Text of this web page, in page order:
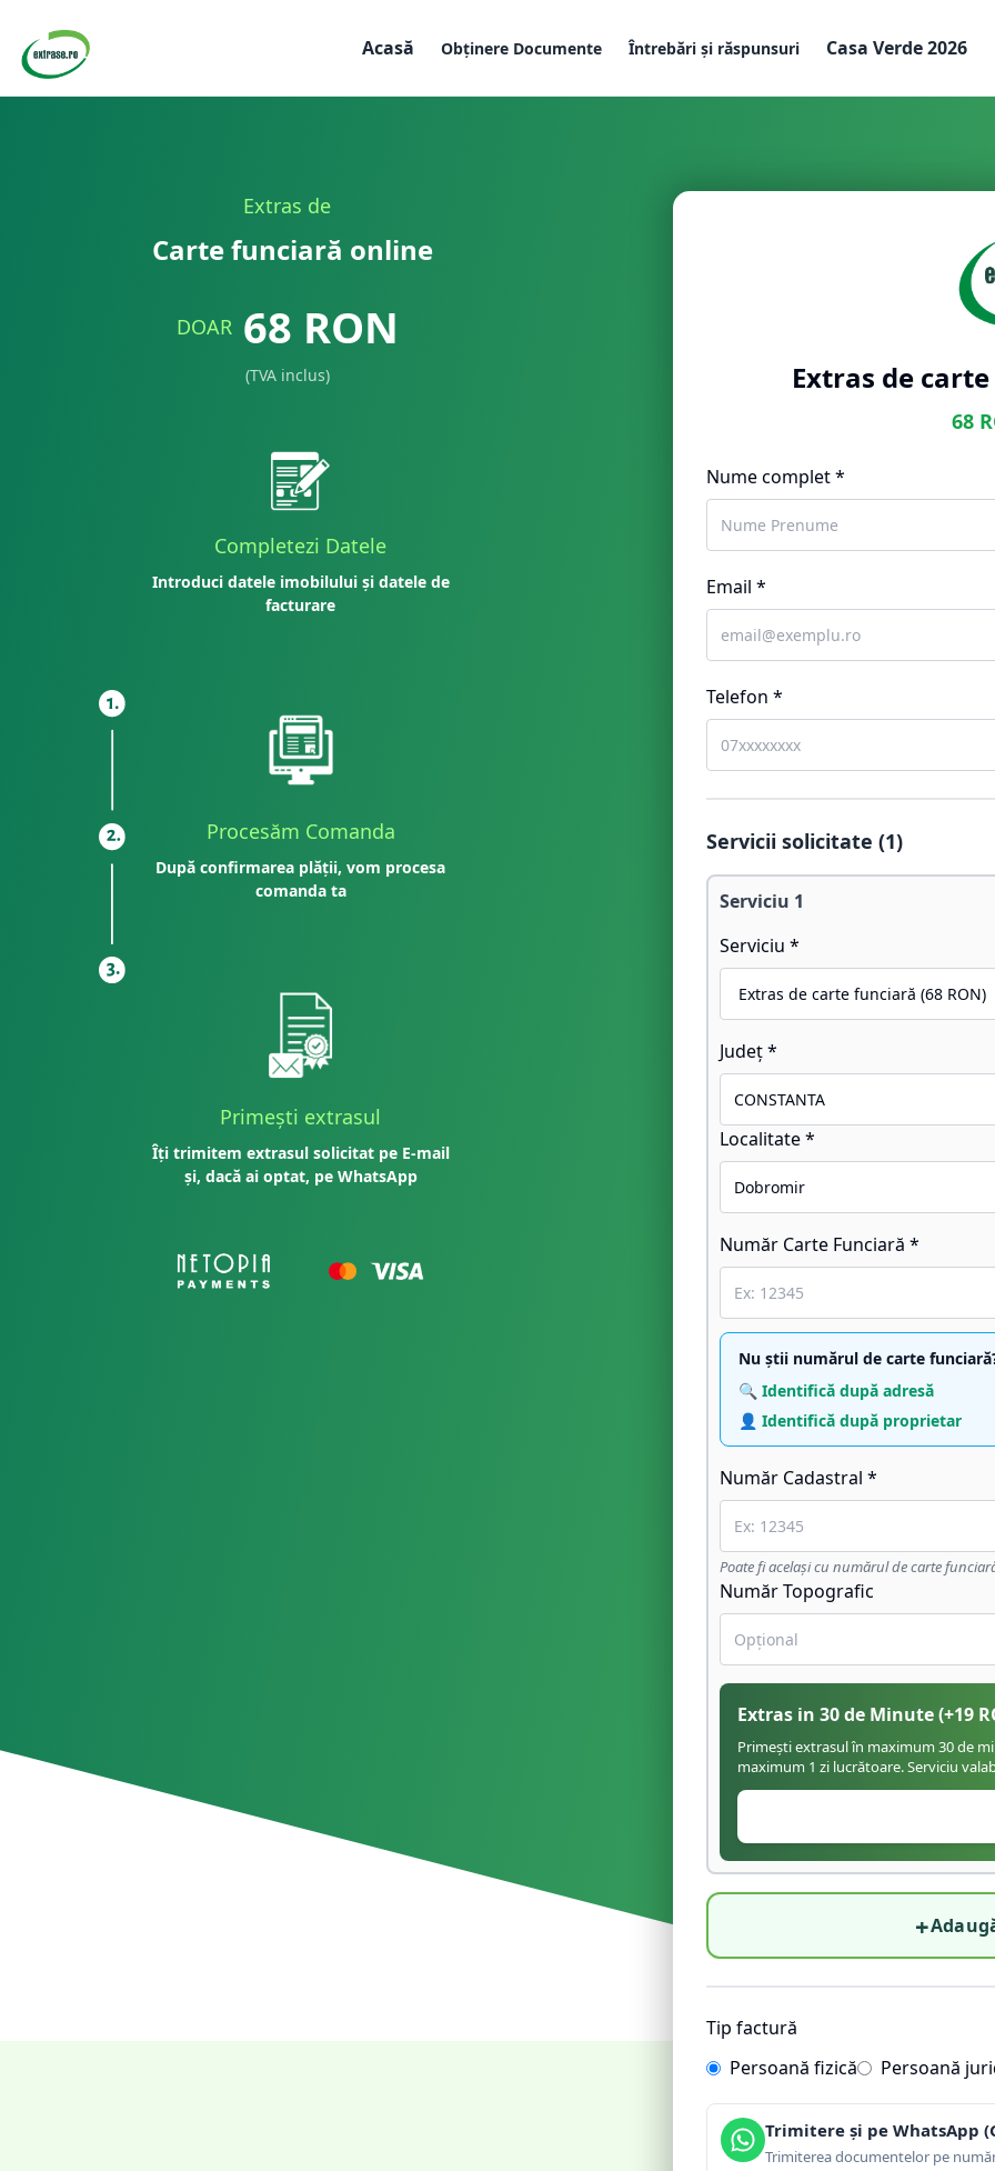
Acasă Obținere Documente Întrebări și răspunsuri Casa Verde 2026
Extras de
Carte funciară online
DOAR 68 RON
(TVA inclus)
Completezi Datele
Introduci datele imobilului și datele de
facturare
Procesăm Comanda
După confirmarea plății, vom procesa
comanda ta
Primești extrasul
Îți trimitem extrasul solicitat pe E-mail
și, dacă ai optat, pe WhatsApp
Extras de
68
Nume complet *
Email *
Telefon *
Servicii solicitate (1)
Serviciu 1
Serviciu *
Județ *
Localitate *
Număr Carte Funciară *
Nu știi numărul de carte
🔍 Identifică după adresă
👤 Identifică după proprietar
Număr Cadastral *
Poate fi același cu numărul de carte
Număr Topografic
Extras in 30 de Minute(+19
Primești extrasul în maximum 30 de
maximum 1 zi lucrătoare. Serviciu
+
Tip factură
Persoană fizică
Persoană
Trimitere și pe WhatsApp
Trimiterea documentelor pe